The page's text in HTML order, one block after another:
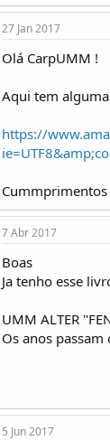
27 Jan 2017
Olá CarpUMM !
Aqui tem
https://
Cummprimentos
7 Abr 2017
Boas
Ja tenho esse
UMM ALTER
Os anos passam
5 Jun 2017